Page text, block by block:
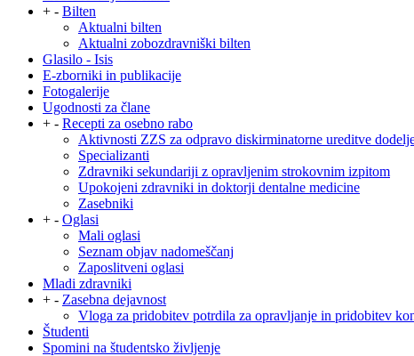
+ - Bilten
Aktualni bilten
Aktualni zobozdravniški bilten
Glasilo - Isis
E-zborniki in publikacije
Fotogalerije
Ugodnosti za člane
+ - Recepti za osebno rabo
Aktivnosti ZZS za odpravo diskirminatorne ureditve
Specializanti
Zdravniki sekundariji z opravljenim strokovnim izpitom
Upokojeni zdravniki in doktorji dentalne medicine
Zasebniki
+ - Oglasi
Mali oglasi
Seznam objav nadomeščanj
Zaposlitveni oglasi
Mladi zdravniki
+ - Zasebna dejavnost
Vloga za pridobitev potrdila za opravljanje in pridobitev
Študenti
Spomini na študentsko življenje